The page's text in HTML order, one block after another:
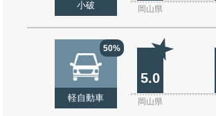
小破 岡山県
50%
軽自動車
5.0
岡山県